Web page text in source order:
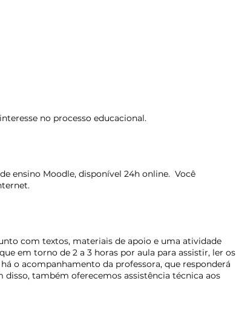
no processo educacional.
ensino Moodle, disponível 24h online. Você
com textos, materiais de apoio e uma atividade
em torno de 2 a 3 horas por aula para assistir, ler os
o acompanhamento da professora, que responderá
disso, também oferecemos assistência técnica aos